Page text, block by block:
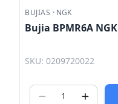
BUJIAS · NGK
Bujia BPMR6A NGK
SKU: 0209720022